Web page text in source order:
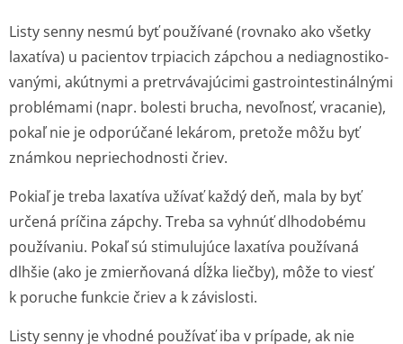
Listy senny nesmú byť používané (rovnako ako všetky
laxatíva) u pacientov trpiacich zápchou a nediagnostiko­
vanými, akútnymi a pretrvávajúcimi gastrointesti­nálnými
problémami (napr. bolesti brucha, nevoľnosť, vracanie),
pokaľ nie je odporúčané lekárom, pretože môžu byť
známkou nepriechodnos­ti čriev.
Pokiaľ je treba laxatíva užívať každý deň, mala by byť
určená príčina zápchy. Treba sa vyhnúť dlhodobému
používaniu. Pokaľ sú stimulujúce laxatíva používaná
dlhšie (ako je zmierňovaná dĺžka liečby), môže to viesť
k poruche funkcie čriev a k závislosti.
Listy senny je vhodné používať iba v prípade, ak nie